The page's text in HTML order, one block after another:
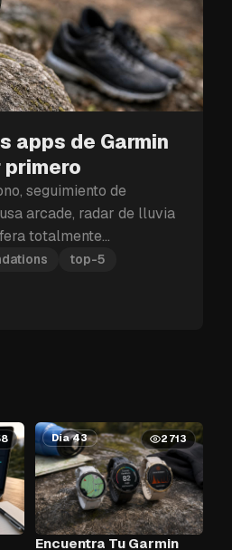
apps de Garmin
seguimiento de
arcade, radar de lluvia
totalmente
son las cinco apps de
primero.
top-5
Día 43 2713
Encuentra Tu Garmin